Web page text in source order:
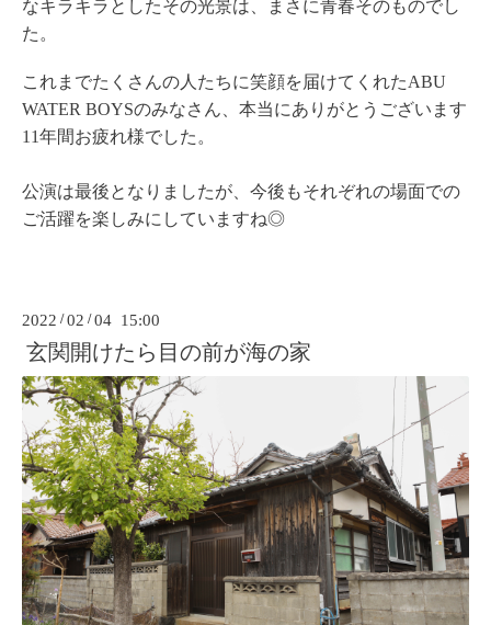
なキラキラとしたその光景は、まさに青春そのものでし
た。
これまでたくさんの人たちに笑顔を届けてくれたABU
WATER BOYSのみなさん、本当にありがとうございます
11年間お疲れ様でした。
公演は最後となりましたが、今後もそれぞれの場面での
ご活躍を楽しみにしていますね◎
2022 /02 /04 15:00
玄関開けたら目の前が海の家